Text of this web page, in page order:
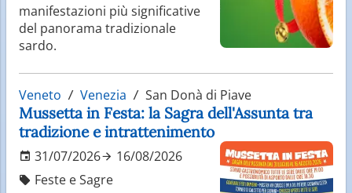
manifestazioni più significative
del panorama tradizionale
sardo.
Veneto Venezia San Donà di Piave
Mussetta in Festa: la Sagra dell'Assunta tra
tradizione e intrattenimento
31/07/2026
16/08/2026
Feste e Sagre